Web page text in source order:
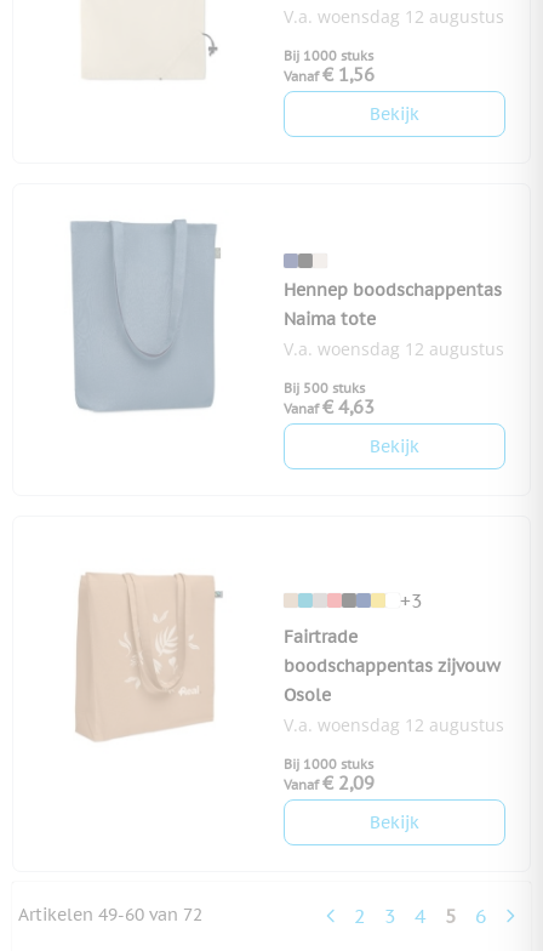
V.a. woensdag 12 augustus
Bij 1000 stuks
Vanaf € 1,56
Bekijk
Hennep boodschappentas
Naima tote
V.a. woensdag 12 augustus
Bij 500 stuks
Vanaf € 4,63
Bekijk
+3
Fairtrade
boodschappentas zijvouw
Osole
V.a. woensdag 12 augustus
Bij 1000 stuks
Vanaf € 2,09
Bekijk
Artikelen 49-60 van 72 Pagina
2 Pagina
3 Pagina
4 U lees
5 Pagina
6